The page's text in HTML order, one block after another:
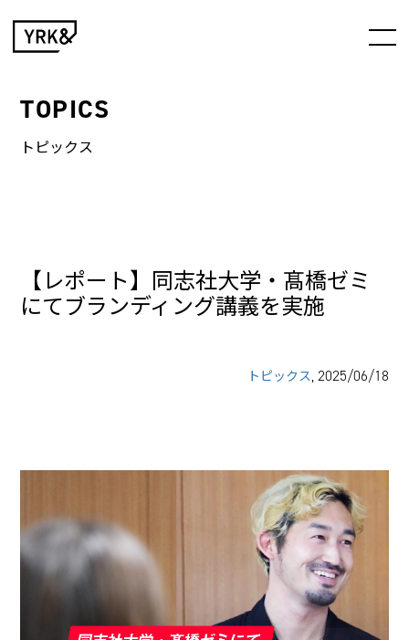
TOPICS
トピックス
【レポート】同志社大学・髙橋ゼミ
にてブランディング講義を実施
トピックス, 2025/06/18